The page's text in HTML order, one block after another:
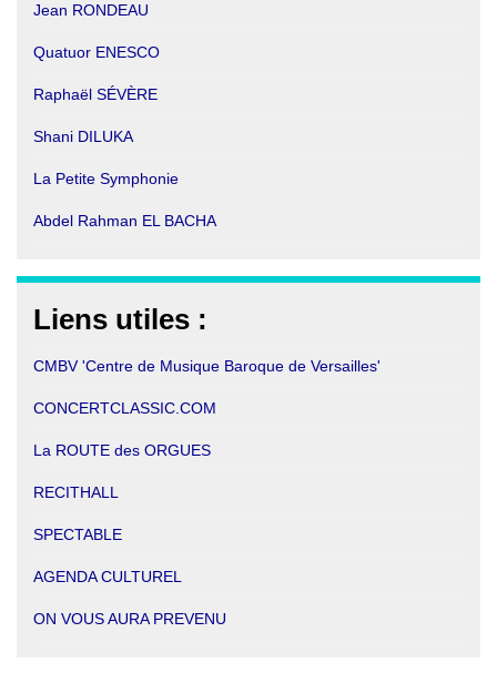
Jean RONDEAU
Quatuor ENESCO
Raphaël SÉVÈRE
Shani DILUKA
La Petite Symphonie
Abdel Rahman EL BACHA
Liens utiles :
CMBV 'Centre de Musique Baroque de Versailles'
CONCERTCLASSIC.COM
La ROUTE des ORGUES
RECITHALL
SPECTABLE
AGENDA CULTUREL
ON VOUS AURA PREVENU